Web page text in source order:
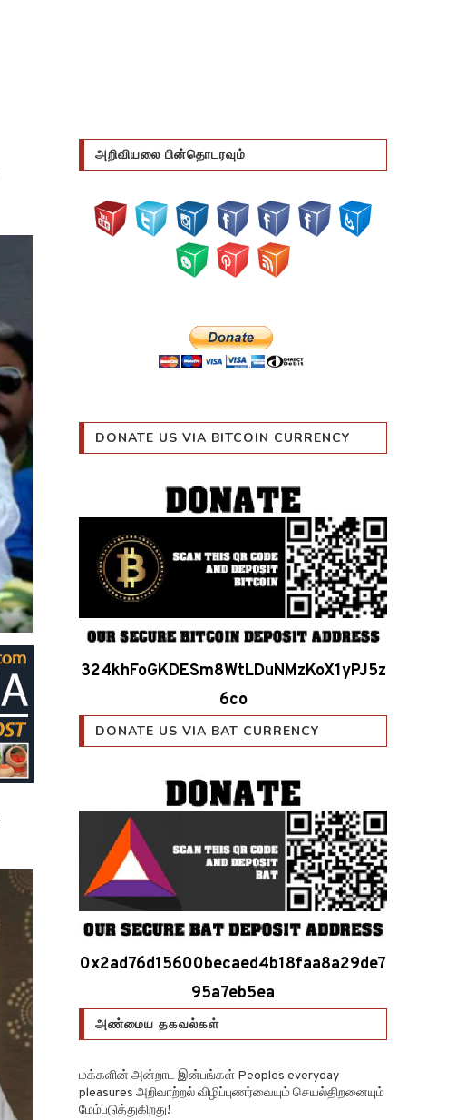
அறிவியலை பின்தொடரவும்
DONATE US VIA BITCOIN CURRENCY
324khFoGKDESm8WtLDuNMzKoX1yPJ5z
6co
DONATE US VIA BAT CURRENCY
0x2ad76d15600becaed4b18faa8a29de7
95a7eb5ea
அண்மைய தகவல்கள்
மக்களின் அன்றாட இன்பங்கள் Peoples everyday
pleasures அறிவாற்றல் விழிப்புணர்வையும் செயல்திறனையும்
மேம்படுத்துகிறது!